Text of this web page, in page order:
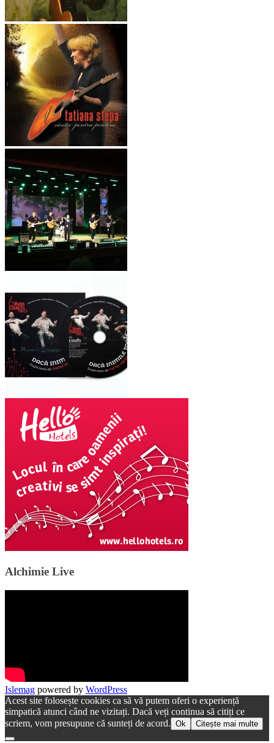
Alchimie Live
Islemag powered by WordPress
Acest site folosește cookies ca să vă putem oferi o experiență
simpatică atunci când ne vizitați. Dacă veți continua să citiți ce
scriem, vom presupune că sunteți de acord. Ok Citește mai multe